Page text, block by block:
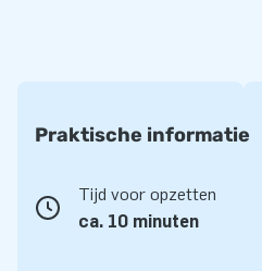
Praktische informatie
Tijd voor opzetten
ca. 10 minuten